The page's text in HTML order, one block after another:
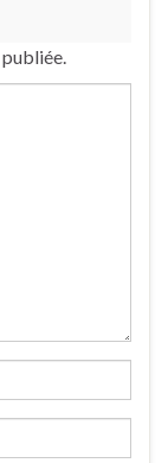
publiée.